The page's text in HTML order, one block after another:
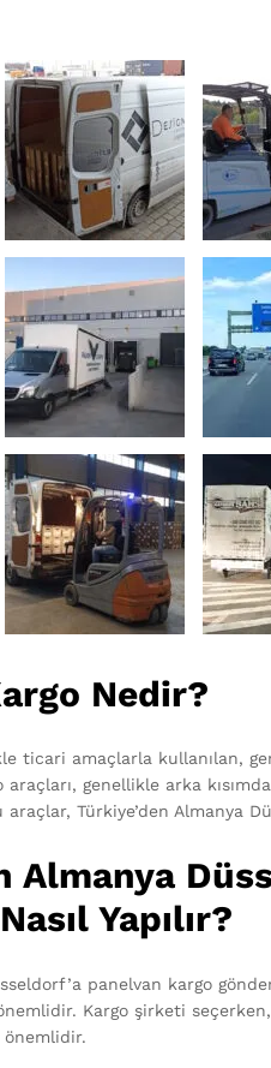
Nedir?
ticari amaçlarla kullanılan,
genellikle arka
araçlar, Türkiye’den
Almanya
Yapılır?
panelvan kargo
Kargo şirketi
önemlidir.